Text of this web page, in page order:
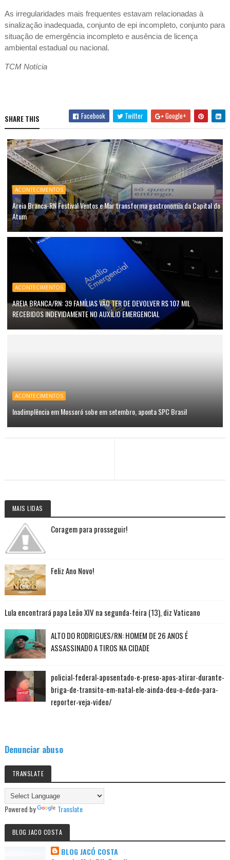
As irregularidades mais frequentes estavam relacionadas à
sinalização inadequada, conjunto de epi incompleto, conjunto para
situação de emergência incompleto e ausência de licença
ambiental estadual ou nacional.
TCM Notícia
SHARE THIS Facebook Twitter Google+
ACONTECIMENTOS
Areia Branca-RN Festival Ventos e Mar transforma gastronomia da Capital do
Atum
ACONTECIMENTOS
AREIA BRANCA/RN: 39 FAMÍLIAS VÃO TER DE DEVOLVER R$ 107 MIL
RECEBIDOS INDEVIDAMENTE NO AUXÍLIO EMERGENCIAL
ACONTECIMENTOS
Inadimplência em Mossoró sobe em setembro, aponta SPC Brasil
MAIS LIDAS
Coragem para prosseguir!
Feliz Ano Novo!
Lula encontrará papa Leão XIV na segunda-feira (13), diz Vaticano
ALTO DO RODRIGUES/RN: HOMEM DE 26 ANOS É
ASSASSINADO A TIROS NA CIDADE
policial-federal-aposentado-e-preso-apos-atirar-durante-
briga-de-transito-em-natal-ele-ainda-deu-o-dedo-para-
reporter-veja-video/
Denunciar abuso
TRANSLATE
Powered by Translate
BLOG JACO COSTA
BLOG JACÓ COSTA